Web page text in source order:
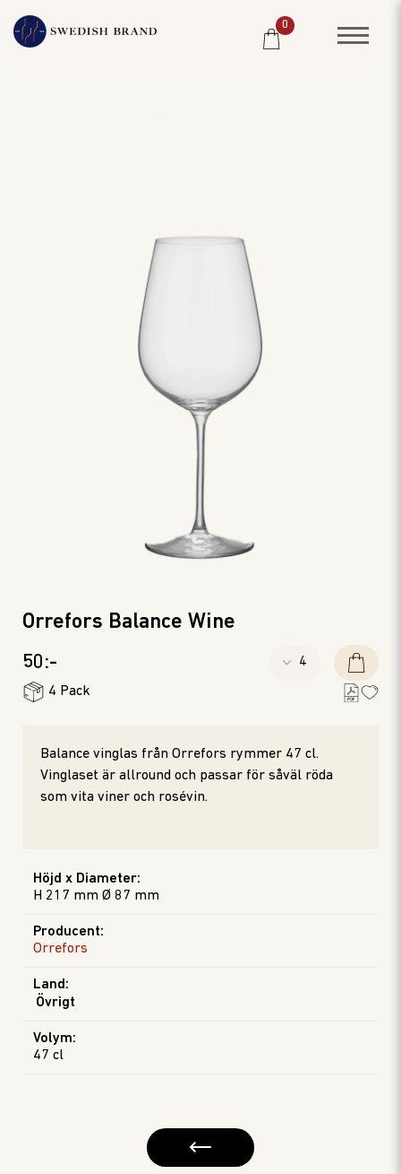
KUNDPORTRÄTT
0
Orrefors Balance Wine
50:-
4 Pack
Balance vinglas från Orrefors rymmer 47 cl.
Vinglaset är allround och passar för såväl röda
som vita viner och rosévin.
Producent:
Orrefors
Land :
Övrigt
Volym:
47 cl
Höjd x Diameter:
H 217 mm Ø 87 mm